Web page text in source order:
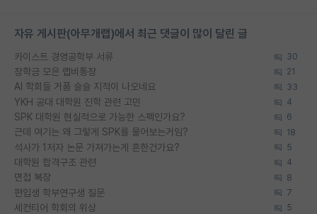
자유 게시판(아무개랩)에서 최근 댓글이 많이 달린 글
카이스트 경영공학부 서류 30
장학금 모은 랩비통장 21
AI 학회들 거품 슬슬 지적이 나오네요 33
YKH 공대 대학원 진학 관련 고민 4
SPK 대학원 현실적으로 가능한 스펙인가요? 6
근데 여기는 왜 그렇게 SPK를 물어보는거임? 18
석사가 1저자 논문 가져가는게 흔한건가요? 5
대학원 합격구조 관련 4
면접 복장 8
편입생 학부연구생 질문 7
세컨티어 학회의 위상 5